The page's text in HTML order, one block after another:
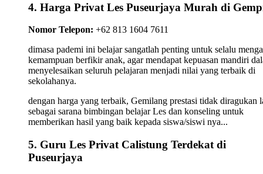
4. Harga Privat Les Puseurjaya Murah di
Nomor Telepon: +62 813 1604 7611
dimasa pademi ini belajar sangatlah penting untuk selalu
kemampuan berfikir anak, agar mendapat kepuasan mandiri
menyelesaikan seluruh pelajaran menjadi nilai yang terbaik di
sekolahanya.
dengan harga yang terbaik, Gemilang prestasi tidak diragukan
sebagai sarana bimbingan belajar Les dan konseling untuk
memberikan hasil yang baik kepada siswa/siswi nya...
5. Guru Les Privat Calistung Terdekat di
Puseurjaya